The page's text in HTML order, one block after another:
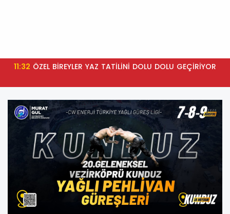
11:32 ÖZEL BİREYLER YAZ TATİLİNİ DOLU DOLU GEÇİRİYOR